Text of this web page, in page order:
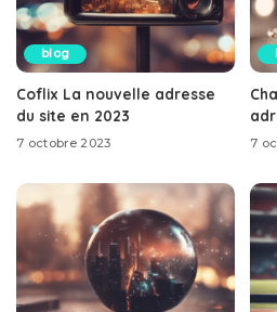
blog
Coflix La nouvelle adresse
du site en 2023
7 octobre 2023 7